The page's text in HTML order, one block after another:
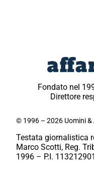
Fondato nel
Direttore
© 1996 – 2026 Uomini
Testata giornalistica
Marco Scotti, Reg.
1996 – P.I.